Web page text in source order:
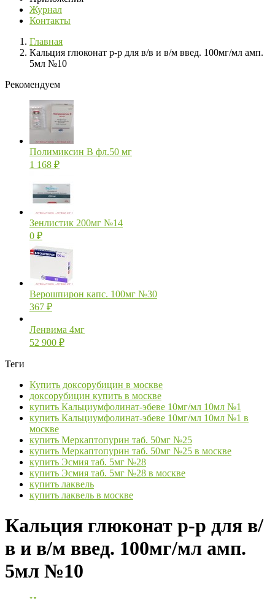
Журнал
Контакты
Главная
Кальция глюконат р-р для в/в и в/м введ. 100мг/мл амп.
5мл №10
Рекомендуем
Полимиксин В фл.50 мг
1 168 ₽
Зенлистик 200мг №14
0 ₽
Верошпирон капс. 100мг №30
367 ₽
Ленвима 4мг
52 900 ₽
Теги
Купить доксорубицин в москве
доксорубицин купить в москве
купить Кальциумфолинат-эбеве 10мг/мл 10мл №1
купить Кальциумфолинат-эбеве 10мг/мл 10мл №1 в
москве
купить Меркаптопурин таб. 50мг №25
купить Меркаптопурин таб. 50мг №25 в москве
купить Эсмия таб. 5мг №28
купить Эсмия таб. 5мг №28 в москве
купить лаквель
купить лаквель в москве
Кальция глюконат р-р для в/
в и в/м введ. 100мг/мл амп.
5мл №10